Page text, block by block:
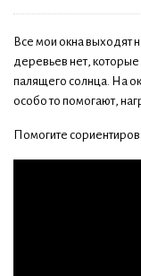
Все мои окна выходят
деревьев нет, которые
палящего солнца. На
особо то помогают,
Помогите